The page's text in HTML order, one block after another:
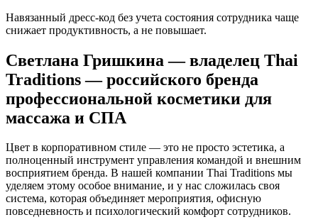
Навязанный дресс-код без учета состояния сотрудника чаще
снижает продуктивность, а не повышает.
Светлана Гришкина — владелец Thai
Traditions — российского бренда
профессиональной косметики для
массажа и СПА
Цвет в корпоративном стиле — это не просто эстетика, а
полноценный инструмент управления командой и внешним
восприятием бренда. В нашей компании Thai Traditions мы
уделяем этому особое внимание, и у нас сложилась своя
система, которая объединяет мероприятия, офисную
повседневность и психологический комфорт сотрудников.